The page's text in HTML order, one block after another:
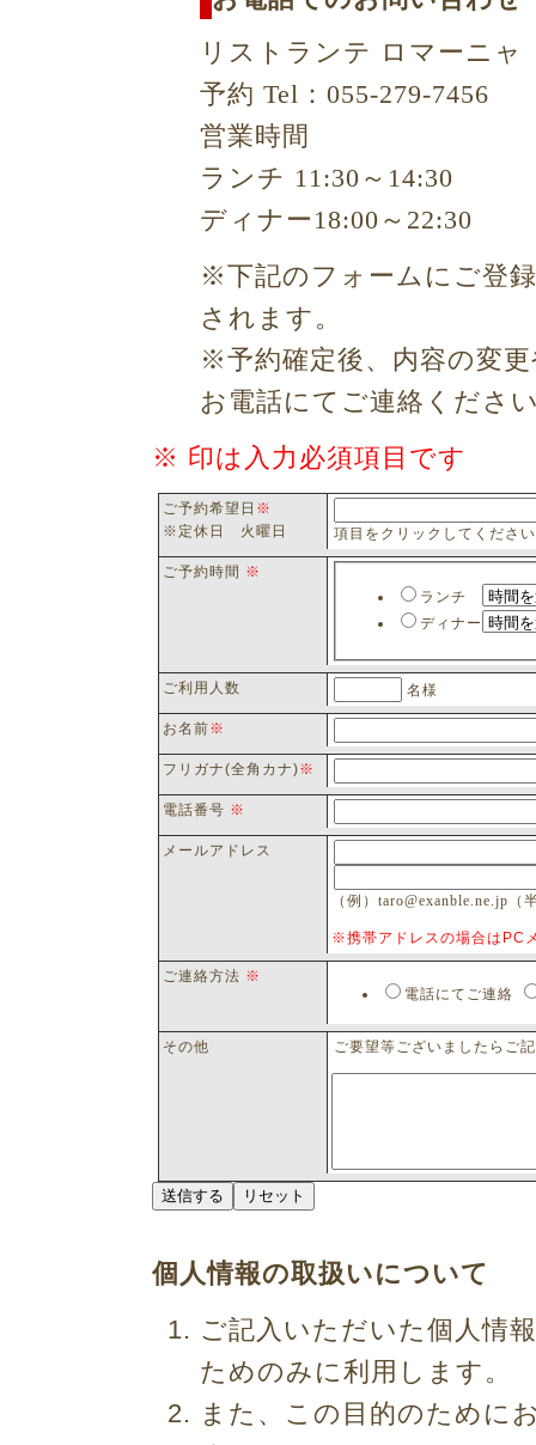
リストランテ ロマーニャ
予約 Tel：055-279-7456
営業時間
ランチ 11:30～14:30
ディナー18:00～22:30
※下記のフォームにご登
されます。
※予約確定後、内容の変
お電話にてご連絡くださ
※ 印は入力必須項目です
ご予約希望日 ※
※定休日 火曜日
項目をクリックしてください
ご予約時間 ※
ランチ
ディナー
ご利用人数 名様
お名前※
フリガナ(全角カナ)※
電話番号 ※
メールアドレス
（例）taro@exanble.ne.jp（
※携帯アドレスの場合はPC
ご連絡方法 ※
電話にてご連絡
その他 ご要望等ございましたらご
個人情報の取扱いについて
ご記入いただいた個人情
ためのみに利用します。
また、この目的のために